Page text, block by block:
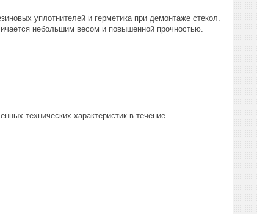
уплотнителей и герметика при демонтаже стекол.
небольшим весом и повышенной прочностью.
технических характеристик в течение